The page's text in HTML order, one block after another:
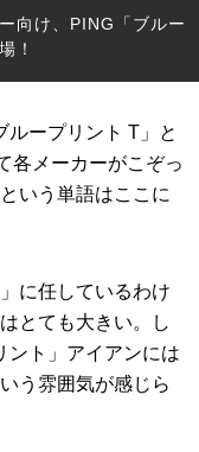
向け、PING「ブルー
！
ループリント T」と
各メーカーがこぞっ
いう単語はここに
に任しているわけ
とても大きい。し
ント」アイアンには
う雰囲気が感じら